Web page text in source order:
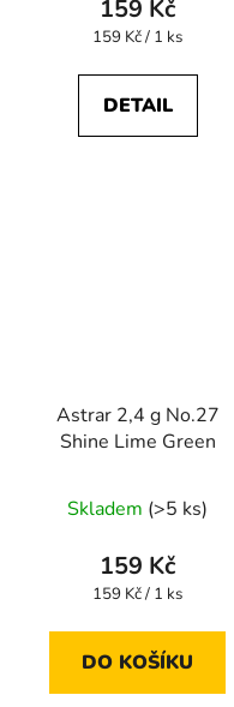
159 Kč
Měrná
159 Kč / 1 ks
DETAIL
Astrar 2,4 g No.27
Shine Lime Green
Skladem (>5 ks)
159 Kč
Měrná
159 Kč / 1 ks
DO KOŠÍKU